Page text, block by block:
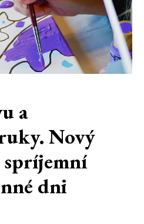
a
Nový
spríjemní
dni